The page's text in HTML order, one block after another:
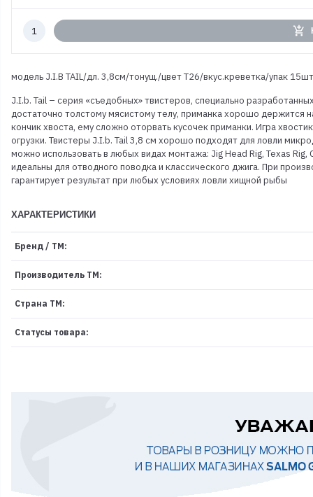
Количество
add_shopping_cart
модель J.I.B TAIL/дл. 3,8см/тонущ./цвет T26/вкус.креветка/упак 15шт
J.I.b. Tail – серия «съедобных» твистеров, специально
достаточно толстому мясистому телу, приманка хорошо держится
кончик хвоста, ему сложно оторвать кусочек приманки. Игра
огрузки. Твистеры J.I.b. Tail 3,8 cм хорошо подходят для ловли
можно использовать в любых видах монтажа: Jig Head Rig, Texas Rig,
идеальны для отводного поводка и классического джига. При
гарантирует результат при любых условиях ловли хищной рыбы
ХАРАКТЕРИСТИКИ
Бренд / ТМ:
Производитель ТМ:
Страна ТМ:
Статусы товара: